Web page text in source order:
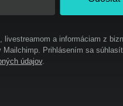
a informáciam z
Mailchimp. Prihlásením sa
údajov.